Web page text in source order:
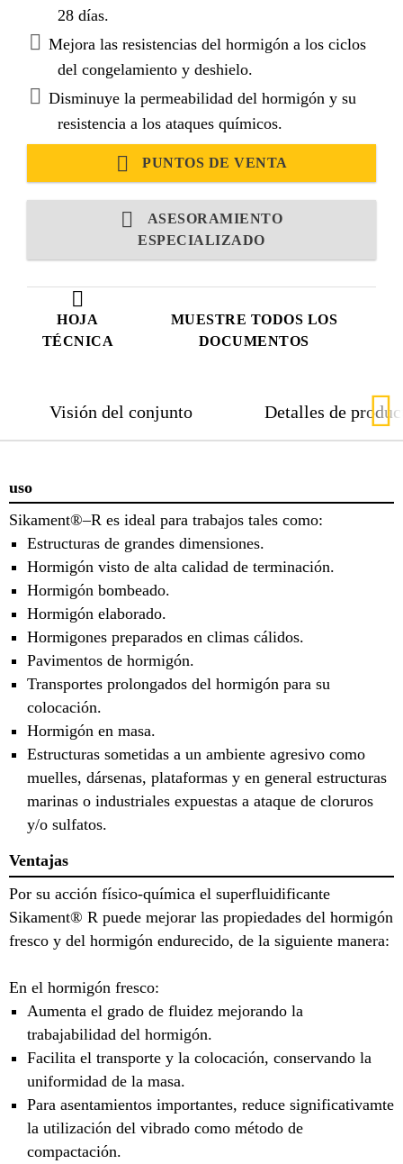
HOJA
TÉCNICA
MUESTRE TODOS LOS
DOCUMENTOS
28 días.
Mejora las resistencias del hormigón a los ciclos
del congelamiento y deshielo.
Disminuye la permeabilidad del hormigón y su
resistencia a los ataques químicos.
PUNTOS DE VENTA
ASESORAMIENTO
ESPECIALIZADO
Visión del conjunto Detalles de
uso
Sikament®–R es ideal para trabajos tales como:
Estructuras de grandes dimensiones.
Hormigón visto de alta calidad de terminación.
Hormigón bombeado.
Hormigón elaborado.
Hormigones preparados en climas cálidos.
Pavimentos de hormigón.
Transportes prolongados del hormigón para su
colocación.
Hormigón en masa.
Estructuras sometidas a un ambiente agresivo como
muelles, dársenas, plataformas y en general estructuras
marinas o industriales expuestas a ataque de cloruros
y/o sulfatos.
Ventajas
Por su acción físico-química el superfluidificante
Sikament® R puede mejorar las propiedades del hormigón
fresco y del hormigón endurecido, de la siguiente manera:
En el hormigón fresco:
Aumenta el grado de fluidez mejorando la
trabajabilidad del hormigón.
Facilita el transporte y la colocación, conservando la
uniformidad de la masa.
Para asentamientos importantes, reduce significativamte
la utilización del vibrado como método de
compactación.